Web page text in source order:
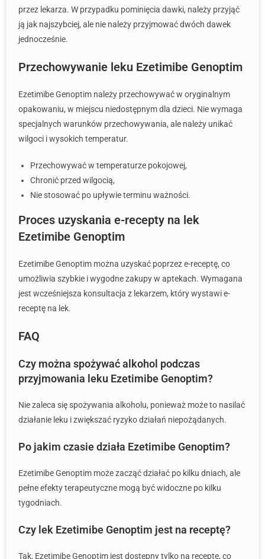
przez lekarza. W przypadku pominięcia dawki, należy przyjąć
ją jak najszybciej, ale nie należy przyjmować dwóch dawek
jednocześnie.
Przechowywanie leku Ezetimibe Genoptim
Ezetimibe Genoptim należy przechowywać w oryginalnym
opakowaniu, w miejscu niedostępnym dla dzieci. Nie wymaga
specjalnych warunków przechowywania, ale należy unikać
wilgoci i wysokich temperatur.
Przechowywać w temperaturze pokojowej,
Chronić przed wilgocią,
Nie stosować po upływie terminu ważności.
Proces uzyskania e-recepty na lek
Ezetimibe Genoptim
Ezetimibe Genoptim można uzyskać poprzez e-receptę, co
umożliwia szybkie i wygodne zakupy w aptekach. Wymagana
jest wcześniejsza konsultacja z lekarzem, który wystawi e-
receptę na lek.
FAQ
Czy można spożywać alkohol podczas
przyjmowania leku Ezetimibe Genoptim?
Nie zaleca się spożywania alkoholu, ponieważ może to nasilać
działanie leku i zwiększać ryzyko działań niepożądanych.
Po jakim czasie działa Ezetimibe Genoptim?
Ezetimibe Genoptim może zacząć działać po kilku dniach, ale
pełne efekty terapeutyczne mogą być widoczne po kilku
tygodniach.
Czy lek Ezetimibe Genoptim jest na receptę?
Tak, Ezetimibe Genoptim jest dostępny tylko na receptę, co